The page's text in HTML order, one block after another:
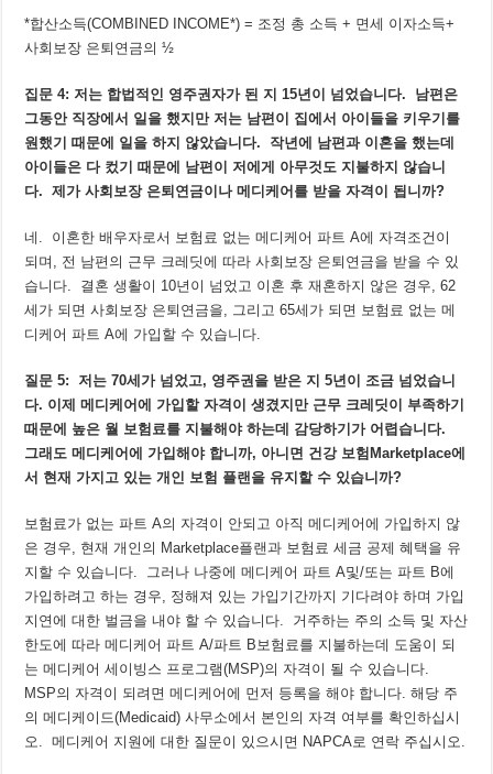
*합산소득(COMBINED INCOME*) = 조정 총 소득 + 면세 이자소득+
사회보장 은퇴연금의 ½
집문 4: 저는 합법적인 영주권자가 된 지 15년이 넘었습니다. 남편은
그동안 직장에서 일을 했지만 저는 남편이 집에서 아이들을 키우기를
원했기
때문에 일을 하지 않았습니다. 작년에 남편과 이혼을 했는데
아이들은 다 컸기 때문에 남편이 저에게 아무것도 지불하지 않습니
다.제가 사회보장 은퇴연금이나 메디케어를 받을 자격이 됩니까?
네. 이혼한 배우자로서 보험료 없는 메디케어 파트 A에 자격조건이
되며, 전 남편의 근무 크레딧에 따라 사회보장 은퇴연금을 받을 수 있
습니다. 결혼 생활이 10년이 넘었고 이혼 후 재혼하지 않은 경우, 62
세가 되면 사회보장 은퇴연금을, 그리고 65세가 되면 보험료 없는 메
디케어 파트 A에 가입할 수 있습니다.
질문 5: 저는 70세가 넘었고, 영주권을 받은 지 5년이 조금 넘었습니
다. 이제 메디케어에 가입할 자격이 생겼지만 근무 크레딧이
부족하기
때문에
높은 월 보험료를 지불해야 하는데 감당하기가 어렵습니다.
그래도 메디케어에 가입해야 합니까, 아니면 건강 보험 Marketplace에
서 현재 가지고 있는 개인 보험 플랜을 유지할 수 있습니까?
보험료가 없는 파트 A의 자격이 안되고 아직 메디케어에 가입하지 않
은 경우, 현재 개인의 Marketplace플랜과 보험료 세금 공제 혜택을 유
지할 수 있습니다. 그러나 나중에 메디케어 파트 A및/또는 파트 B에
가입하려고 하는 경우, 정해져 있는 가입기간까지 기다려야 하며 가입
지연에 대한 벌금을 내야 할 수 있습니다. 거주하는 주의 소득 및 자산
한도에 따라 메디케어 파트 A/파트 B보험료를 지불하는데 도움이 되
는 메디케어 세이빙스 프로그램(MSP)의 자격이 될 수 있습니다.
MSP의 자격이 되려면 메디케어에 먼저 등록을 해야 합니다. 해당 주
의 메디케이드(Medicaid) 사무소에서 본인의 자격 여부를 확인하십시
오. 메디케어 지원에 대한 질문이 있으시면 NAPCA로 연락 주십시오.